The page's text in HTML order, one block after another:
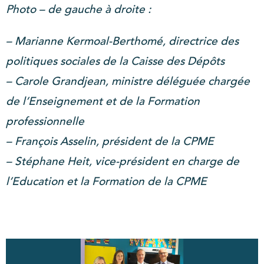
Photo – de gauche à droite :
– Marianne Kermoal-Berthomé, directrice des
politiques sociales de la Caisse des Dépôts
– Carole Grandjean, ministre déléguée chargée
de l’Enseignement et de la Formation
professionnelle
– François Asselin, président de la CPME
– Stéphane Heit, vice-président en charge de
l’Education et la Formation de la CPME